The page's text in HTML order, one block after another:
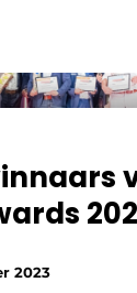
statement
2023